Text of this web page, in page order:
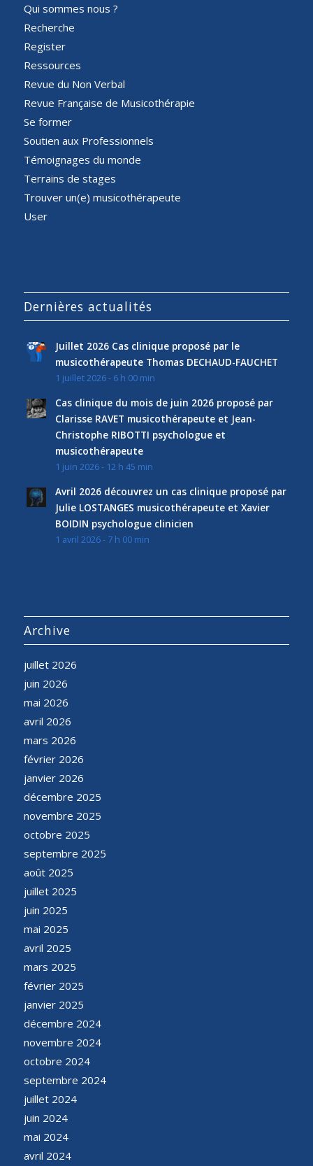
Qui sommes nous ?
Recherche
Register
Ressources
Revue du Non Verbal
Revue Française de Musicothérapie
Se former
Soutien aux Professionnels
Témoignages du monde
Terrains de stages
Trouver un(e) musicothérapeute
User
Dernières actualités
Juillet 2026 Cas clinique proposé par le
musicothérapeute Thomas DECHAUD-FAUCHET
1 juillet 2026 - 6 h 00 min
Cas clinique du mois de juin 2026 proposé par
Clarisse RAVET musicothérapeute et Jean-
Christophe RIBOTTI psychologue et
musicothérapeute
1 juin 2026 - 12 h 45 min
Avril 2026 découvrez un cas clinique proposé par
Julie LOSTANGES musicothérapeute et Xavier
BOIDIN psychologue clinicien
1 avril 2026 - 7 h 00 min
Archive
juillet 2026
juin 2026
mai 2026
avril 2026
mars 2026
février 2026
janvier 2026
décembre 2025
novembre 2025
octobre 2025
septembre 2025
août 2025
juillet 2025
juin 2025
mai 2025
avril 2025
mars 2025
février 2025
janvier 2025
décembre 2024
novembre 2024
octobre 2024
septembre 2024
juillet 2024
juin 2024
mai 2024
avril 2024